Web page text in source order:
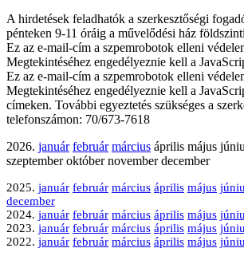
A hirdetések feladhatók a szerkesztőségi
pénteken 9-11 óráig a művelődési ház
Ez az e-mail-cím a szpemrobotok elleni
Megtekintéséhez engedélyeznie kell a
Ez az e-mail-cím a szpemrobotok elleni
Megtekintéséhez engedélyeznie kell a
címeken. További egyeztetés szükséges a
telefonszámon: 70/673-7618
2026. január február március április május
szeptember október november december
2025. január február március április május
december
2024. január február március április május
2023. január február március április május
2022. január február március április május